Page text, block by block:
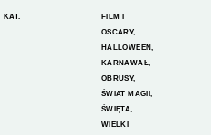
KAT.
FILM I
OSCARY,
HALLOWEEN,
KARNAWAŁ,
OBRUSY,
ŚWIAT MAGII,
ŚWIĘTA,
WIELKI